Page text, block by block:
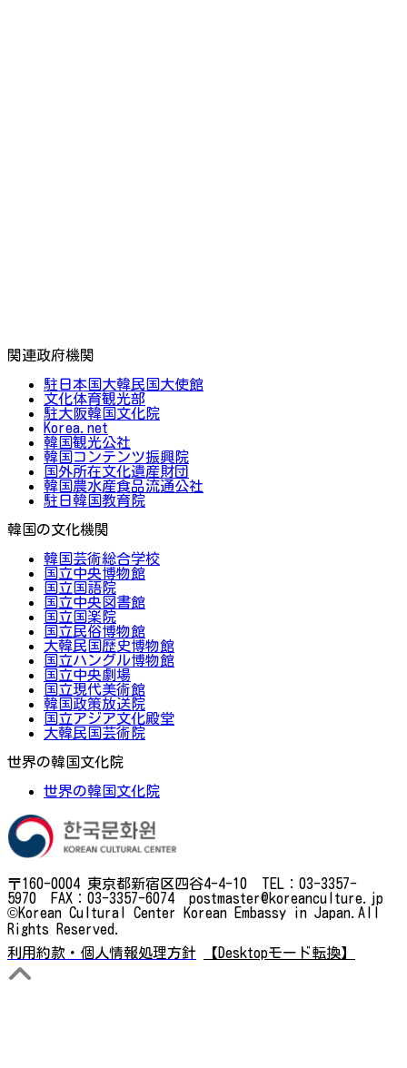
関連政府機関
駐日本国大韓民国大使館
文化体育観光部
駐大阪韓国文化院
Korea.net
韓国観光公社
韓国コンテンツ振興院
国外所在文化遺産財団
韓国農水産食品流通公社
駐日韓国教育院
韓国の文化機関
韓国芸術総合学校
国立中央博物館
国立国語院
国立中央図書館
国立国楽院
国立民俗博物館
大韓民国歴史博物館
国立ハングル博物館
国立中央劇場
国立現代美術館
韓国政策放送院
国立アジア文化殿堂
大韓民国芸術院
世界の韓国文化院
世界の韓国文化院
〒160-0004 東京都新宿区四谷4-4-10 TEL：03-3357-
5970 FAX：03-3357-6074 postmaster@koreanculture.jp
©Korean Cultural Center Korean Embassy in Japan.All
Rights Reserved.
利用約款・個人情報処理方針
【Desktopモード転換】